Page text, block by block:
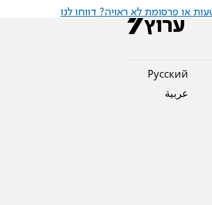
או פרסומת לא ראויה? דווחו לנו
Pусский
عربية